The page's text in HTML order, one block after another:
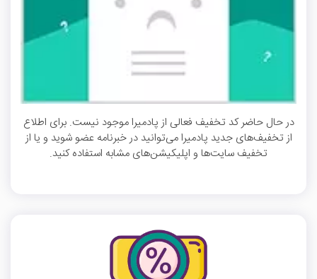
در حال حاضر کد تخفیف فعالی از پادمیرا موجود نیست. برای اطلاع
از تخفیف‌های جدید پادمیرا می‌توانید در خبرنامه عضو شوید و یا از
تخفیف سایت‌ها و اپلیکیشن‌های مشابه استفاده کنید.